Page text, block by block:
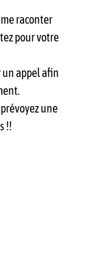
raconter
pour votre
un appel afin
une
!!